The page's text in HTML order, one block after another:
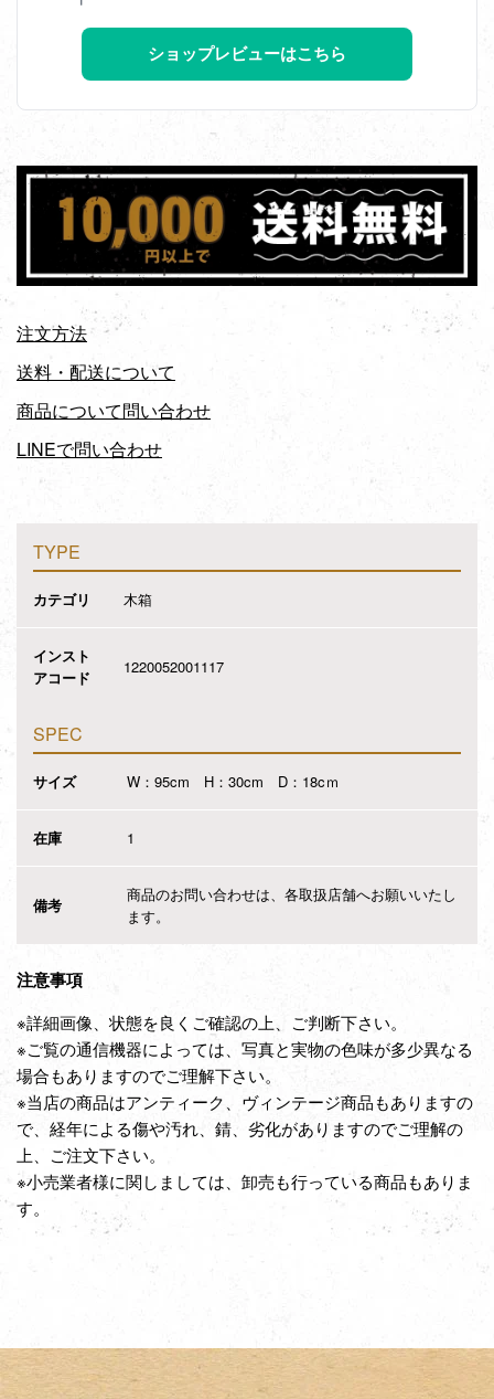
ショップレビューはこちら
注文方法
送料・配送について
商品について問い合わせ
LINEで問い合わせ
TYPE
カテゴリ 木箱
インスト
アコード
1220052001117
SPEC
サイズ W：95cm H：30cm D：18cｍ
在庫 1
備考
商品のお問い合わせは、各取扱店舗へお願いいたし
ます。
注意事項
※詳細画像、状態を良くご確認の上、ご判断下さい。
※ご覧の通信機器によっては、写真と実物の色味が多少異なる
場合もありますのでご理解下さい。
※当店の商品はアンティーク、ヴィンテージ商品もありますの
で、経年による傷や汚れ、錆、劣化がありますのでご理解の
上、ご注文下さい。
※小売業者様に関しましては、卸売も行っている商品もありま
す。